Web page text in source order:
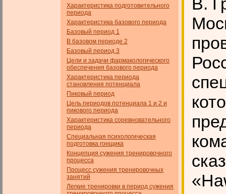
Характеристика подготовительного
периода
Характеристика базового периода
Базовый период 1
В базовом периоде 2
Базовый период 3
Цели и задачи фармакологического
обеспечения базового пе­риода
Характеристика периода
становления потенциала
Пиковый период
Цель периодов потенциала 1 и 2 и
пикового периода
Характеристика соревновательного
периода
Специальная психологическая
подготовка гонщика
Концепция сужения тренировочного
процесса
Процесс сужения тренировочных
занятий
Легкие тренировки в период сужения